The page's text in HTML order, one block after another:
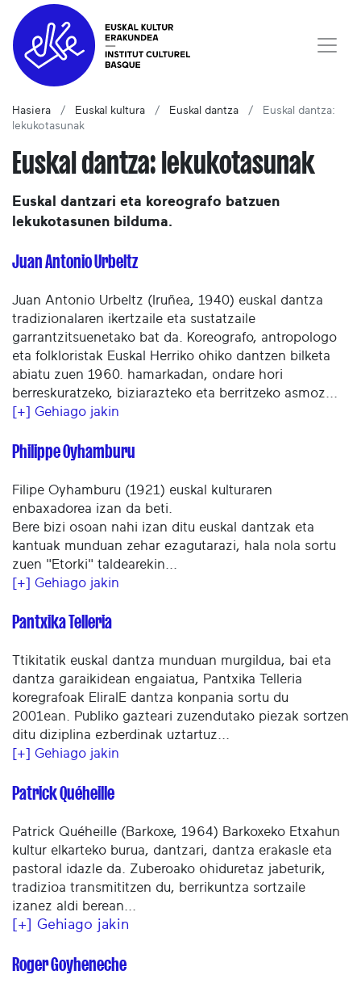
Hasiera Euskal kultura Euskal dantza
Euskal dantza:
lekukotasunak
Euskal dantza: lekukotasunak
Euskal dantzari eta koreografo batzuen
lekukotasunen bilduma.
Juan Antonio Urbeltz
Juan Antonio Urbeltz (Iruñea, 1940) euskal dantza
tradizionalaren ikertzaile eta sustatzaile
garrantzitsuenetako bat da. Koreografo, antropologo
eta folkloristak Euskal Herriko ohiko dantzen bilketa
abiatu zuen 1960. hamarkadan, ondare hori
berreskuratzeko, biziarazteko eta berritzeko asmoz...
[+] Gehiago jakin
Philippe Oyhamburu
Filipe Oyhamburu (1921) euskal kulturaren
enbaxadorea izan da beti.
Bere bizi osoan nahi izan ditu euskal dantzak eta
kantuak munduan zehar ezagutarazi, hala nola sortu
zuen "Etorki" taldearekin...
[+] Gehiago jakin
Pantxika Telleria
Ttikitatik euskal dantza munduan murgildua, bai eta
dantza garaikidean engaiatua, Pantxika Telleria
koregrafoak EliralE dantza konpania sortu du
2001ean. Publiko gazteari zuzendutako piezak sortzen
ditu diziplina ezberdinak uztartuz...
[+] Gehiago jakin
Patrick Quéheille
Patrick Quéheille (Barkoxe, 1964) Barkoxeko Etxahun
kultur elkarteko burua, dantzari, dantza erakasle eta
pastoral idazle da. Zuberoako ohiduretaz jabeturik,
tradizioa transmititzen du, berrikuntza sortzaile
izanez aldi berean...
[+] Gehiago jakin
Roger Goyheneche